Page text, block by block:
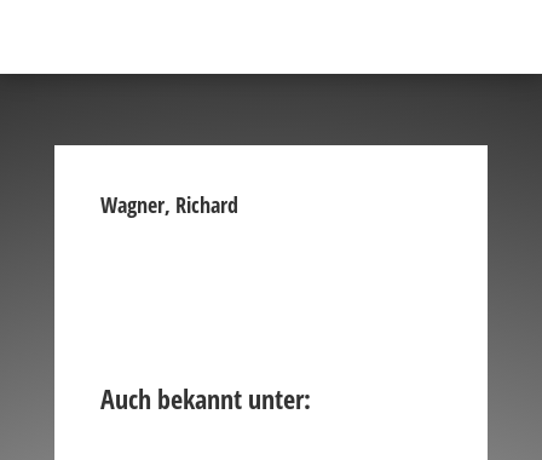
Wagner, Richard
Auch bekannt unter: